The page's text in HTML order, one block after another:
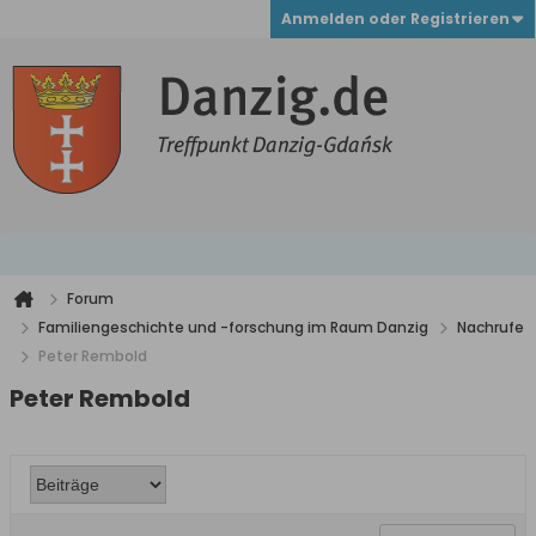
Anmelden oder Registrieren
Forum
Familiengeschichte und -forschung im Raum Danzig
Nachrufe
Peter Rembold
Peter Rembold